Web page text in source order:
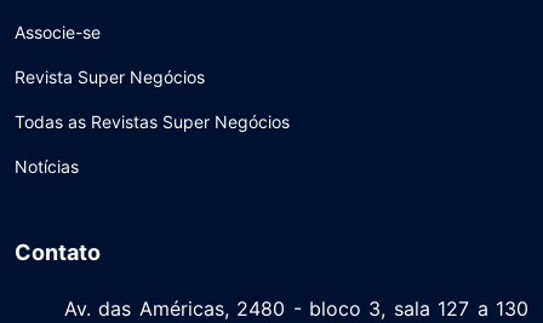
Associe-se
Revista Super Negócios
Todas as Revistas Super Negócios
Notícias
Contato
Av. das Américas, 2480 - bloco 3, sala 127 a 130